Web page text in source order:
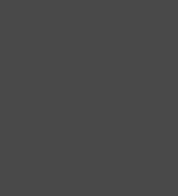
navigation and access to
remember your